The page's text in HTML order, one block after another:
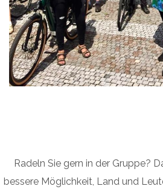
Radeln Sie gern in der Gruppe?
bessere Möglichkeit, Land und